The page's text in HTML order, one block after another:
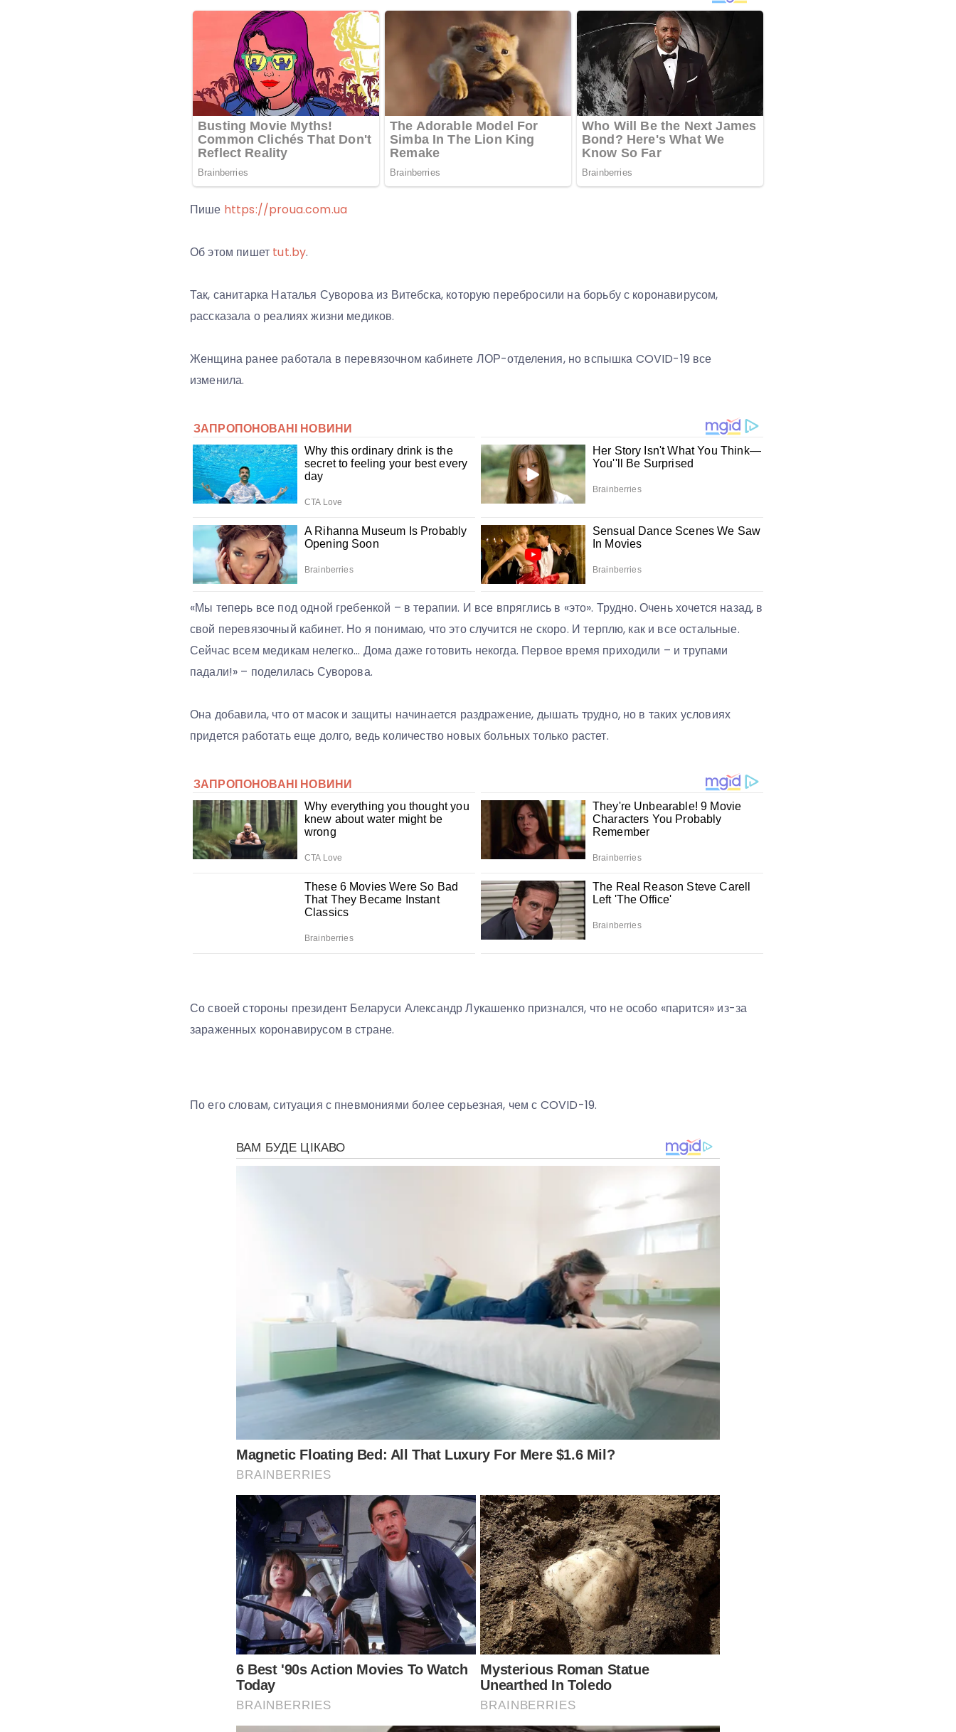
Пише https://proua.com.ua
Об этом пишет tut.by.
Так, санитарка Наталья Суворова из Витебска, которую перебросили на борьбу с коронавирусом,
рассказала о реалиях жизни медиков.
Женщина ранее работала в ​​перевязочном кабинете ЛОР-отделения, но вспышка COVID-19 все
изменила.
«Мы теперь все под одной гребенкой – в терапии. И все впряглись в «это». Трудно. Очень хочется назад, в
свой перевязочный кабинет. Но я понимаю, что это случится не скоро. И терплю, как и все остальные.
Сейчас всем медикам нелегко… Дома даже готовить некогда. Первое время приходили – и трупами
падали!» – поделилась Суворова.
Она добавила, что от масок и защиты начинается раздражение, дышать трудно, но в таких условиях
придется работать еще долго, ведь количество новых больных только растет.
Со своей стороны президент Беларуси Александр Лукашенко признался, что не особо «парится» из-за
зараженных коронавирусом в стране.
По его словам, ситуация с пневмониями более серьезная, чем с COVID-19.